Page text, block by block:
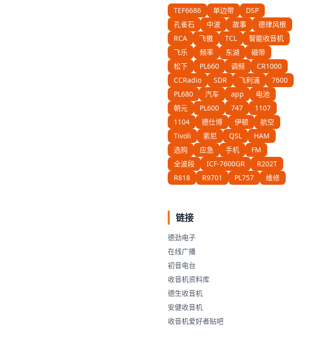
TEF6686 单边带
DSP
孔雀石
中波 故事
德律风根
RCA
飞傲 TCL
智能收音机
飞乐
频率 东湖
磁带
松下
PL660 调频
CR1000
CCRadio
SDR 飞利浦
7600
PL680
汽车 app
电池
朝元
PL600 747
1107
1104
德仕博 伊顿
航空
Tivoli
索尼 QSL
HAM
选购
应急 手机
FM
全波段
ICF-7600GR
R202T
R818
R9701 PL757 维修
链接
德劲电子
在线广播
初音电台
收音机资料库
德生收音机
安健收音机
收音机爱好者贴吧